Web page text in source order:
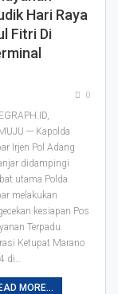
Hari Raya
Fitri Di
0
--- Kapolda
Irjen Pol Adang
didampingi
utama Polda
melakukan
kesiapan Pos
Terpadu
Ketupat Marano
di…
MORE...